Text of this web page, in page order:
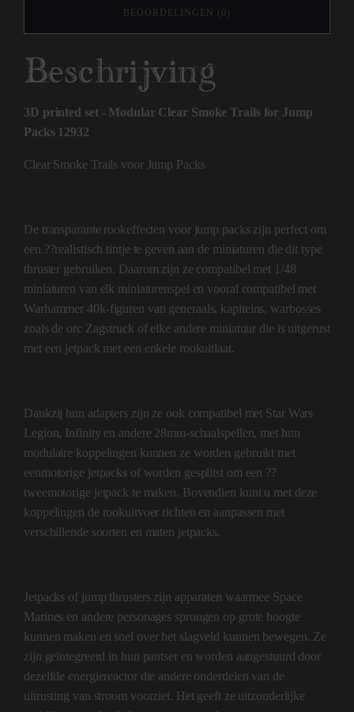
BEOORDELINGEN (0)
Beschrijving
3D printed set - Modular Clear Smoke Trails for Jump
Packs 12932
Clear Smoke Trails voor Jump Packs
De transparante rookeffecten voor jump packs zijn perfect om
een ??realistisch tintje te geven aan de miniaturen die dit type
thruster gebruiken. Daarom zijn ze compatibel met 1/48
miniaturen van elk miniaturenspel en vooral compatibel met
Warhammer 40k-figuren van generaals, kapiteins, warbosses
zoals de orc Zagstruck of elke andere miniatuur die is uitgerust
met een jetpack met een enkele rookuitlaat.
Dankzij hun adapters zijn ze ook compatibel met Star Wars
Legion, Infinity en andere 28mm-schaalspellen, met hun
modulaire koppelingen kunnen ze worden gebruikt met
eenmotorige jetpacks of worden gesplitst om een ??
tweemotorige jetpack te maken. Bovendien kunt u met deze
koppelingen de rookuitvoer richten en aanpassen met
verschillende soorten en maten jetpacks.
Jetpacks of jump thrusters zijn apparaten waarmee Space
Marines en andere personages sprongen op grote hoogte
kunnen maken en snel over het slagveld kunnen bewegen. Ze
zijn geïntegreerd in hun pantser en worden aangestuurd door
dezelfde energiereactor die andere onderdelen van de
uitrusting van stroom voorziet. Het geeft ze uitzonderlijke